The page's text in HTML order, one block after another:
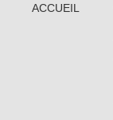
ACCUEIL